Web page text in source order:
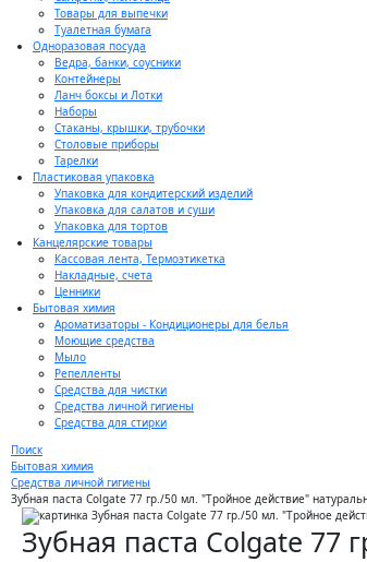
Товары для выпечки
Туалетная бумага
Одноразовая посуда
Ведра, банки, соусники
Контейнеры
Ланч боксы и Лотки
Наборы
Стаканы, крышки, трубочки
Столовые приборы
Тарелки
Пластиковая упаковка
Упаковка для кондитерский изделий
Упаковка для салатов и суши
Упаковка для тортов
Канцелярские товары
Кассовая лента, Термоэтикетка
Накладные, счета
Ценники
Бытовая химия
Ароматизаторы - Кондиционеры для белья
Моющие средства
Мыло
Репелленты
Средства для чистки
Средства личной гигиены
Средства для стирки
Поиск
Бытовая химия
Средства личной гигиены
Зубная паста Colgate 77 гр./50 мл. "Тройное действие"
Зубная паста Colgate 77